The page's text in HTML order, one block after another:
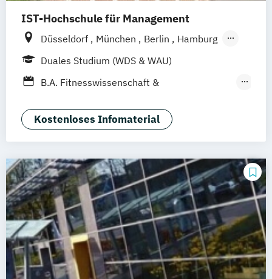
IST-Hochschule für Management
Düsseldorf München Berlin
Hamburg
Weil am Rhein
Frankfurt am Main
Duales Studium (WDS & WAU)
B.A. Fitnesswissenschaft &
Business Administration
Digital Transformation Management
Hotel- und Tourismusmarketing
Hotelmanagement
Kommunikation & Eventmanagement
Kommunikation & Medienmanagement
Kommunikationsmanagement
Management im Gesundheitswesen
Master of Business Administration (MBA)
Kostenloses Infomaterial